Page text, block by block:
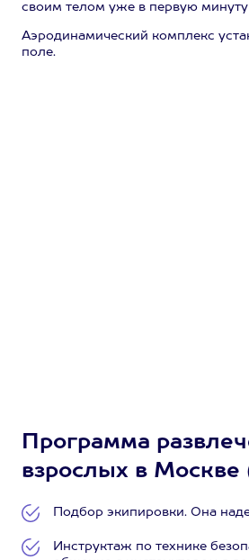
своим телом уже в первую
Аэродинамический комплекс
поле.
Программа
взрослых в
Подбор экипировки. Она
Инструктаж по технике